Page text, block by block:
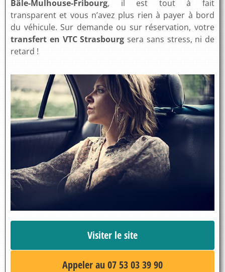
Bâle-Mulhouse-Fribourg, il est tout à fait
transparent et vous n’avez plus rien à payer à bord
du véhicule. Sur demande ou sur réservation, votre
transfert en VTC Strasbourg sera sans stress, ni de
retard !
Visiter le site
Appeler au 07 53 03 39 90